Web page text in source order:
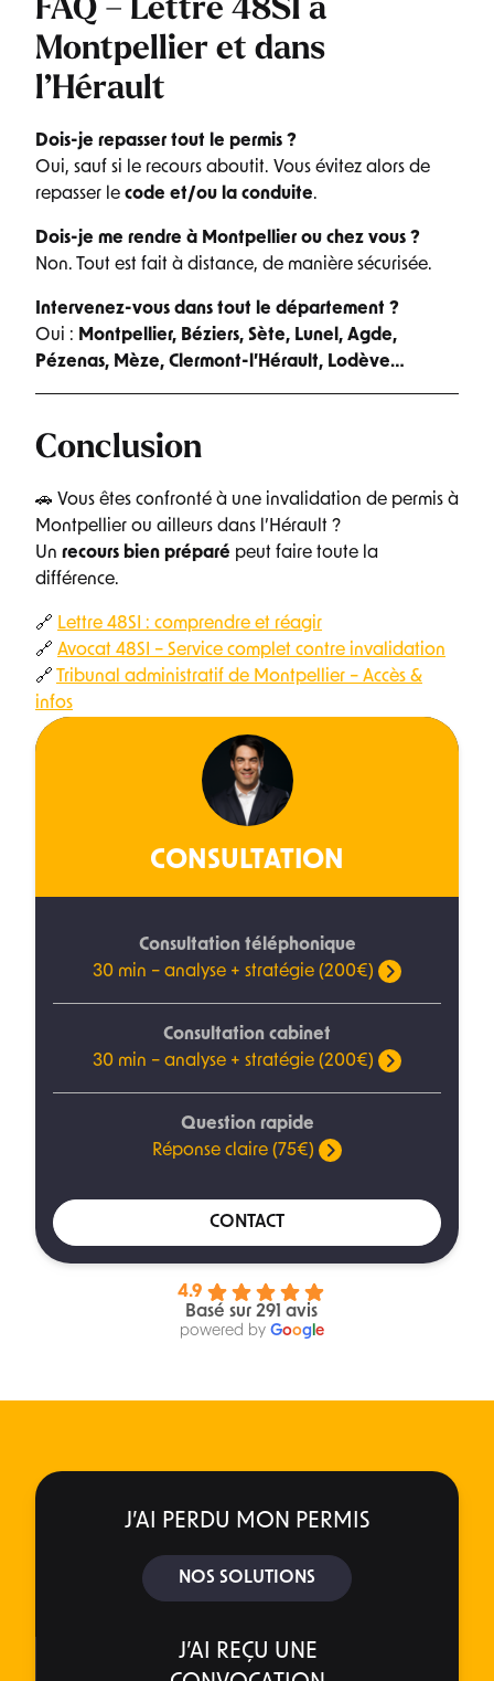
FAQ – Lettre 48SI à
Montpellier et dans
l’Hérault
Dois-je repasser tout le permis ?
Oui, sauf si le recours aboutit. Vous évitez alors de
repasser le code et/ou la conduite.
Dois-je me rendre à Montpellier ou chez vous ?
Non. Tout est fait à distance, de manière sécurisée.
Intervenez-vous dans tout le département ?
Oui : Montpellier, Béziers, Sète, Lunel, Agde,
Pézenas, Mèze, Clermont-l’Hérault, Lodève…
Conclusion
🚗 Vous êtes confronté à une invalidation de permis à
Montpellier ou ailleurs dans l’Hérault ?
Un recours bien préparé peut faire toute la
différence.
🔗 Lettre 48SI : comprendre et réagir
🔗 Avocat 48SI – Service complet contre invalidation
🔗
Tribunal administratif de Montpellier – Accès &
infos
CONSULTATION
Consultation téléphonique
30 min – analyse + stratégie (200€)
Consultation cabinet
30 min – analyse + stratégie (200€)
Question rapide
Réponse claire (75€)
CONTACT
4.9
Basé sur 291 avis
powered by Googl e
J’AI PERDU MON PERMIS
NOS SOLUTIONS
J’AI REÇU UNE